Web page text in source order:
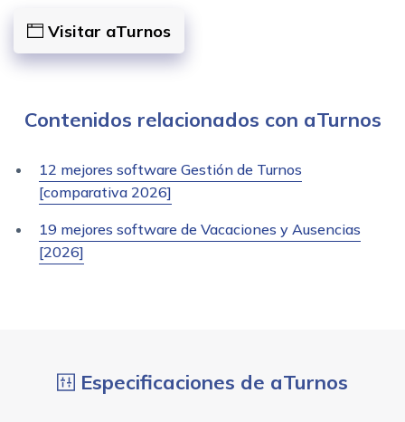
Visitar aTurnos
Contenidos relacionados con aTurnos
12 mejores software Gestión de Turnos
[comparativa 2026]
19 mejores software de Vacaciones y Ausencias
[2026]
Especificaciones de aTurnos